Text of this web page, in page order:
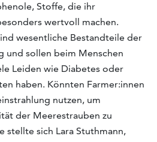
Stoffe, die ihr
wertvoll machen.
wesentliche Bestandteile der
und sollen beim Menschen
Leiden wie Diabetes oder
haben. Könnten Farmer:innen
nutzen, um
der Meerestrauben zu
stellte sich Lara Stuthmann,